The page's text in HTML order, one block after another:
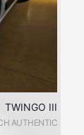
TWINGO III
AUTHENTIC